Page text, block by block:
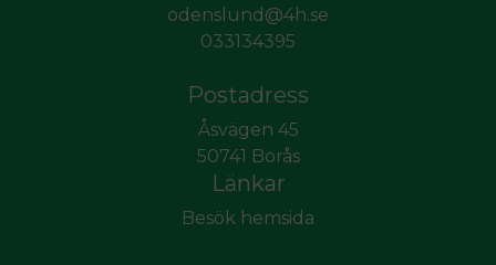
odenslund@4h.se
033134395
Postadress
Åsvägen 45
50741 Borås
Länkar
Besök hemsida